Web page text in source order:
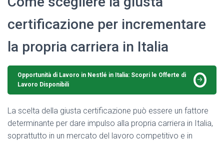
certificazione per incrementare
la propria carriera in Italia
Opportunità di Lavoro in Nestlé in Italia: Scopri le Offerte di
Lavoro Disponibili
La scelta della giusta certificazione può essere un fattore
determinante per dare impulso alla propria carriera in Italia,
soprattutto in un mercato del lavoro competitivo e in